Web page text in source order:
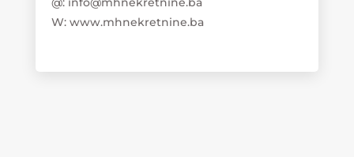
W: www.mhnekretnine.ba